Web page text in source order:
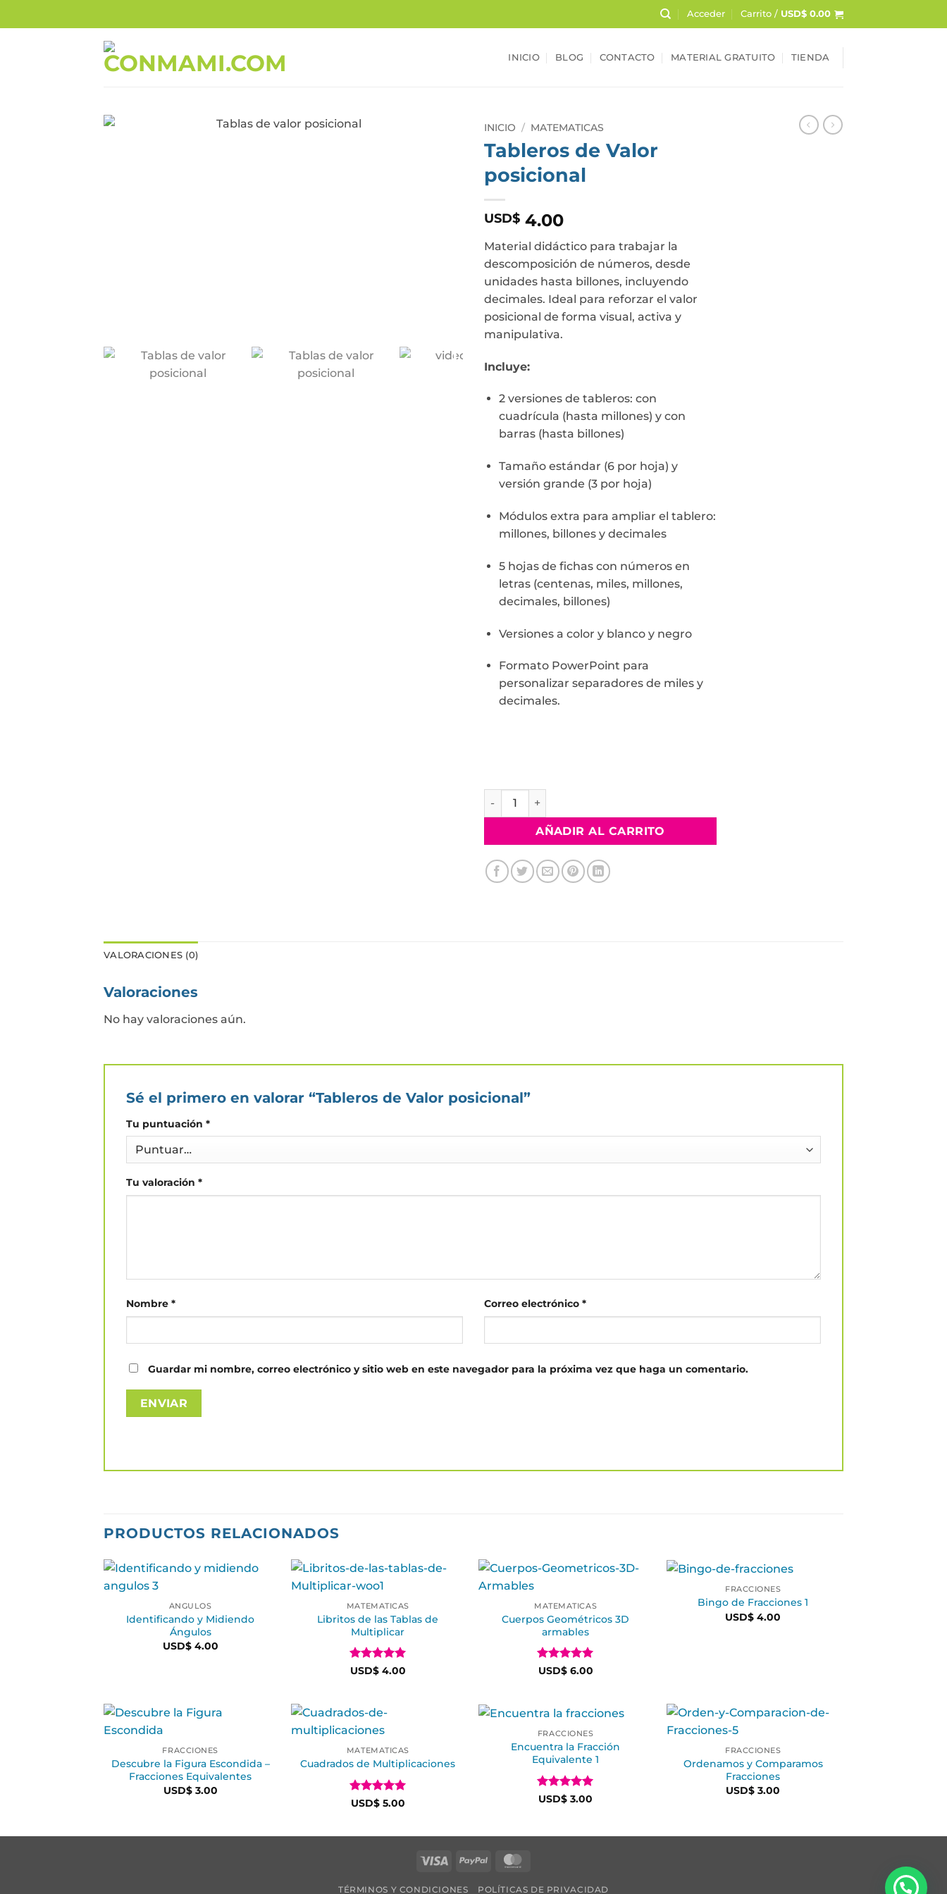
Acceder Carrito / USD$0.00
INICIO BLOG CONTACTO MATERIAL GRATUITO TIENDA
INICIO / MATEMATICAS
Tableros de Valor
posicional
USD$ 4.00
Material didáctico para trabajar la
descomposición de números, desde
unidades hasta billones, incluyendo
decimales. Ideal para reforzar el valor
posicional de forma visual, activa y
manipulativa.
Incluye:
2 versiones de tableros: con
cuadrícula (hasta millones) y con
barras (hasta billones)
Tamaño estándar (6 por hoja) y
versión grande (3 por hoja)
Módulos extra para ampliar el tablero:
millones, billones y decimales
5 hojas de fichas con números en
letras (centenas, miles, millones,
decimales, billones)
Versiones a color y blanco y negro
Formato PowerPoint para
personalizar separadores de miles y
decimales.
AÑADIR AL CARRITO
VALORACIONES (0)
Valoraciones
No hay valoraciones aún.
Sé el primero en valorar “Tableros de Valor posicional”
Tu puntuación *
Tu valoración *
Nombre * Correo electrónico *
Guardar mi nombre, correo electrónico y sitio web en este navegador para la próxima vez que haga un comentario.
PRODUCTOS RELACIONADOS
ÁNGULOS
Identificando y Midiendo
Ángulos
USD$4.00
MATEMATICAS
Libritos de las Tablas de
Multiplicar
Valorado en
USD$4.00
MATEMATICAS
Cuerpos Geométricos 3D
armables
Valorado en
USD$6.00
FRACCIONES
Bingo de Fracciones 1
USD$ 4.00
FRACCIONES
Descubre la Figura Escondida –
Fracciones Equivalentes
USD$3.00
MATEMATICAS
Cuadrados de Multiplicaciones
Valorado en
USD$5.00
FRACCIONES
Encuentra la Fracción
Equivalente 1
Valorado en
USD$ 3.00
FRACCIONES
Ordenamos y Comparamos
Fracciones
USD$ 3.00
TÉRMINOS Y CONDICIONES POLÍTICAS DE PRIVACIDAD